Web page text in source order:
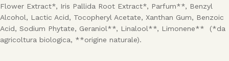
Flower Extract*, Iris Pallida Root Extract*, Parfum**, Benzyl
Alcohol, Lactic Acid, Tocopheryl Acetate, Xanthan Gum, Benzoic
Acid, Sodium Phytate, Geraniol**, Linalool**, Limonene** (*da
agricoltura biologica, **origine naturale).